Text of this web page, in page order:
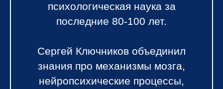
психологическая наука за
последние 80-100 лет.
Сергей Ключников объединил
знания про механизмы мозга,
нейропсихические процессы,